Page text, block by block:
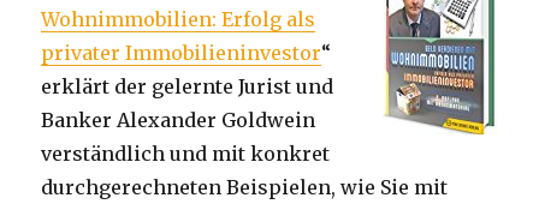
Wohnimmobilien: Erfolg als
privater Immobilieninvestor“
erklärt der gelernte Jurist und
Banker Alexander Goldwein
verständlich und mit konkret
durchgerechneten Beispielen, wie Sie mit